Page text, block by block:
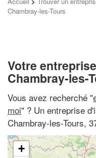
Chambray-les-Tours
Votre
Chambray-les-
Vous avez recherché "
moi" ? Un entreprise
Chambray-les-Tours,
+